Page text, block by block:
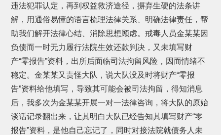
违法犯罪认定，再到权益救济途径，摒弃生硬的法条讲
解，用通俗易懂的语言梳理法律关系、明确法律责任，帮
助我们解开法律心结、消除思想顾虑。戒毒人员金某某因
负债而一时无力履行法院生效还款判决，又未填写财
产“零报告”资料，出所后面临司法拘留风险，因而情绪不
稳定。金某某又责怪大队，说大队没及时将财产“零报
告”资料给他填写，导致其可能会被司法拘留，得知消息
后，我多次为金某某开展一对一法律咨询，将大队的原始
谈话记录翻出来，让其明白大队已经告知其填写财产“零
报告”资料，是他自己忘记了，同时对接法院就债务人未